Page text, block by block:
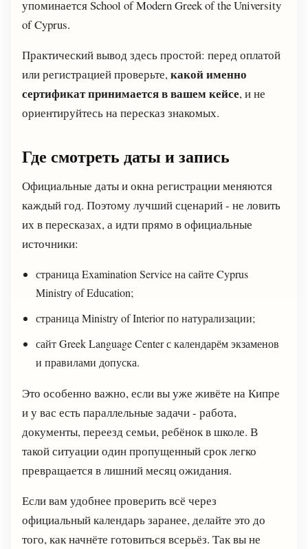
упоминается School of Modern Greek of the University
of Cyprus.
Практический вывод здесь простой: перед оплатой
или регистрацией проверьте,какой именно
сертификат принимается в вашем кейсе, и не
ориентируйтесь на пересказ знакомых.
Где смотреть даты и запись
Официальные даты и окна регистрации меняются
каждый год. Поэтому лучший сценарий - не ловить
их в пересказах, а идти прямо в официальные
источники:
страница Examination Service на сайте Cyprus
Ministry of Education;
страница Ministry of Interior по натурализации;
сайт Greek Language Center с календарём экзаменов
и правилами допуска.
Это особенно важно, если вы уже живёте на Кипре
и у вас есть параллельные задачи - работа,
документы, переезд семьи, ребёнок в школе. В
такой ситуации один пропущенный срок легко
превращается в лишний месяц ожидания.
Если вам удобнее проверить всё через
официальный календарь заранее, делайте это до
того, как начнёте готовиться всерьёз. Так вы не